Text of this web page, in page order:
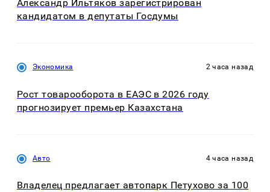
Александр Ильтяков зарегистрирован
кандидатом в депутаты Госдумы
Экономика 2 часа назад
Рост товарооборота в ЕАЭС в 2026 году
прогнозирует премьер Казахстана
Авто 4 часа назад
Владелец предлагает автопарк Петухово за 100